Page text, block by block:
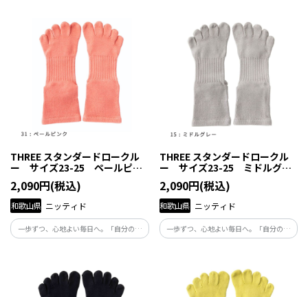
THREE スタンダードロークル
ー サイズ23-25 ペールピン
2,090円(税込)
和歌山県 ニッティド
一歩ずつ、心地よい毎日へ。「自分の体
と向き合い、自分らしくくらしたい」と
THREE スタンダードロークル
ー サイズ23-25 ミドルグレ
2,090円(税込)
和歌山県 ニッティド
一歩ずつ、心地よい毎日へ。「自分の体
と向き合い、自分らしくくらしたい」と